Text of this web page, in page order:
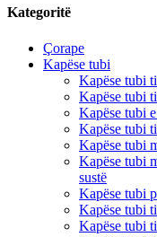
Kategoritë
Çorape
Kapëse tubi
Kapëse tubi
Kapëse tubi
Kapëse tubi
Kapëse tubi
Kapëse tubi
Kapëse tubi
sustë
Kapëse tubi
Kapëse tubi
Kapëse tubi